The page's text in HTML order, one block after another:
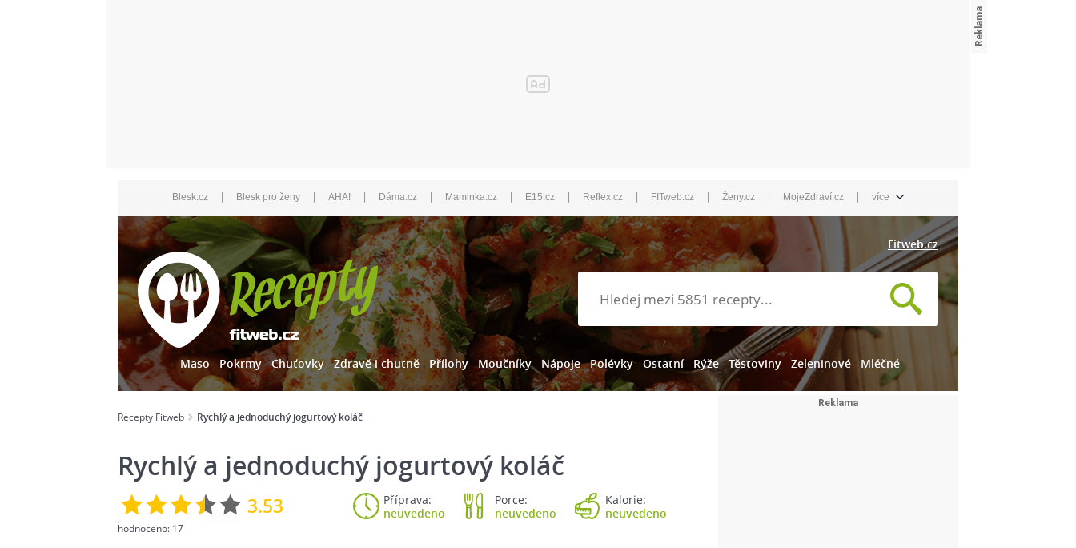
Blesk.cz | Blesk pro ženy | AHA! | Dáma.cz | Maminka.cz | E15.cz | Reflex.cz | FITweb.cz | Ženy.cz | MojeZdraví.cz | více
Fitweb.cz
Maso Pokrmy Chuťovky Zdravě i chutně Přílohy Moučníky Nápoje Polévky Ostatní Rýže Těstoviny Zeleninové Mléčné
Recepty Fitweb Rychlý a jednoduchý jogurtový koláč
Rychlý a jednoduchý jogurtový koláč
3.53
hodnoceno: 17
Příprava:
neuvedeno
Porce:
neuvedeno
Kalorie:
neuvedeno